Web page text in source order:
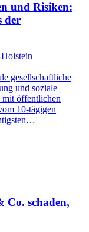
und Risiken:
der
gesellschaftliche
und soziale
öffentlichen
10-tägigen
Co. schaden,